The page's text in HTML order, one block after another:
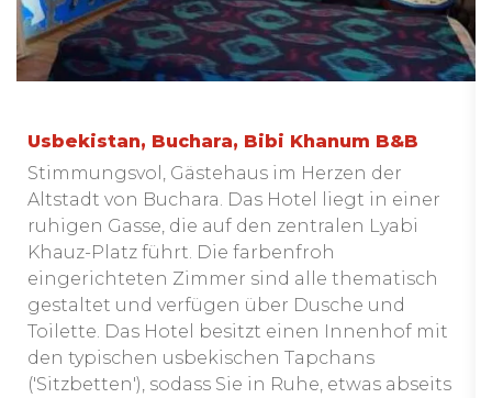
Usbekistan, Buchara, Bibi Khanum B&B
Stimmungsvol, Gästehaus im Herzen der
Altstadt von Buchara. Das Hotel liegt in einer
ruhigen Gasse, die auf den zentralen Lyabi
Khauz-Platz führt. Die farbenfroh
eingerichteten Zimmer sind alle thematisch
gestaltet und verfügen über Dusche und
Toilette. Das Hotel besitzt einen Innenhof mit
den typischen usbekischen Tapchans
('Sitzbetten'), sodass Sie in Ruhe, etwas abseits